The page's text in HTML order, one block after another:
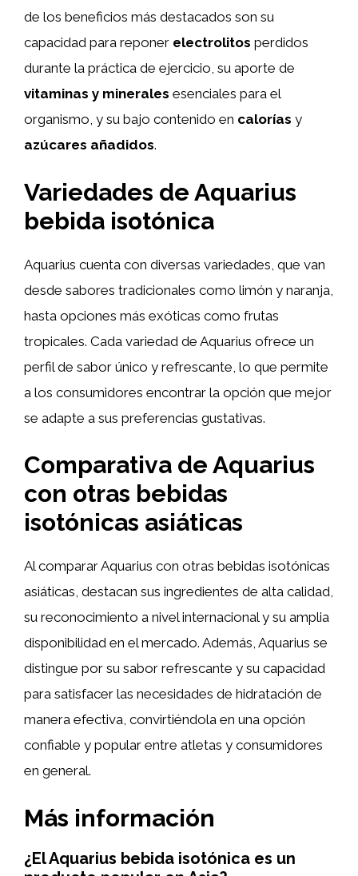
de los beneficios más destacados son su
capacidad para reponer electrolitos perdidos
durante la práctica de ejercicio, su aporte de
vitaminas y minerales esenciales para el
organismo, y su bajo contenido en calorías y
azúcares añadidos.
Variedades de Aquarius
bebida isotónica
Aquarius cuenta con diversas variedades, que van
desde sabores tradicionales como limón y naranja,
hasta opciones más exóticas como frutas
tropicales. Cada variedad de Aquarius ofrece un
perfil de sabor único y refrescante, lo que permite
a los consumidores encontrar la opción que mejor
se adapte a sus preferencias gustativas.
Comparativa de Aquarius
con otras bebidas
isotónicas asiáticas
Al comparar Aquarius con otras bebidas isotónicas
asiáticas, destacan sus ingredientes de alta calidad,
su reconocimiento a nivel internacional y su amplia
disponibilidad en el mercado. Además, Aquarius se
distingue por su sabor refrescante y su capacidad
para satisfacer las necesidades de hidratación de
manera efectiva, convirtiéndola en una opción
confiable y popular entre atletas y consumidores
en general.
Más información
¿El Aquarius bebida isotónica es un